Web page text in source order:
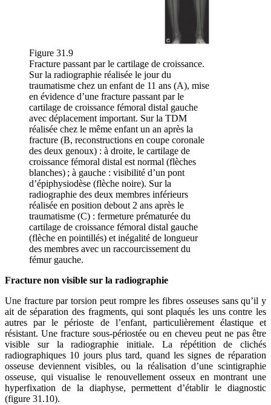
Figure 31.9
Fracture passant par le cartilage de croissance.
Sur la radiographie réalisée le jour du
traumatisme chez un enfant de 11 ans (A), mise
en évidence d’une fracture passant par le
cartilage de croissance fémoral distal gauche
avec déplacement important. Sur la TDM
réalisée chez le même enfant un an après la
fracture (B, reconstructions en coupe coronale
des deux genoux) : à droite, le cartilage de
croissance fémoral distal est normal (flèches
blanches) ; à gauche : visibilité d’un pont
d’épiphysiodèse (flèche noire). Sur la
radiographie des deux membres inférieurs
réalisée en position debout 2 ans après le
traumatisme (C) : fermeture prématurée du
cartilage de croissance fémoral distal gauche
(flèche en pointillés) et inégalité de longueur
des membres avec un raccourcissement du
fémur gauche.
Fracture non visible sur la radiographie
Une fracture par torsion peut rompre les fibres osseuses sans qu’il y
ait de séparation des fragments, qui sont plaqués les uns contre les
autres par le périoste de l’enfant, particulièrement élastique et
résistant. Une fracture sous-périostée ou en cheveu peut ne pas être
visible sur la radiographie initiale. La répétition de clichés
radiographiques 10 jours plus tard, quand les signes de réparation
osseuse deviennent visibles, ou la réalisation d’une scintigraphie
osseuse, qui visualise le renouvellement osseux en montrant une
hyperfixation de la diaphyse, permettent d’établir le diagnostic
(figure 31.10).